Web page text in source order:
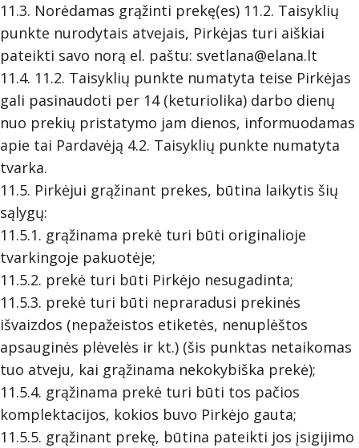
11.3. Norėdamas grąžinti prekę(es) 11.2. Taisyklių
punkte nurodytais atvejais, Pirkėjas turi aiškiai
pateikti savo norą el. paštu: svetlana@elana.lt
11.4. 11.2. Taisyklių punkte numatyta teise Pirkėjas
gali pasinaudoti per 14 (keturiolika) darbo dienų
nuo prekių pristatymo jam dienos, informuodamas
apie tai Pardavėją 4.2. Taisyklių punkte numatyta
tvarka.
11.5. Pirkėjui grąžinant prekes, būtina laikytis šių
sąlygų:
11.5.1. grąžinama prekė turi būti originalioje
tvarkingoje pakuotėje;
11.5.2. prekė turi būti Pirkėjo nesugadinta;
11.5.3. prekė turi būti nepraradusi prekinės
išvaizdos (nepažeistos etiketės, nenuplėštos
apsauginės plėvelės ir kt.) (šis punktas netaikomas
tuo atveju, kai grąžinama nekokybiška prekė);
11.5.4. grąžinama prekė turi būti tos pačios
komplektacijos, kokios buvo Pirkėjo gauta;
11.5.5. grąžinant prekę, būtina pateikti jos įsigijimo